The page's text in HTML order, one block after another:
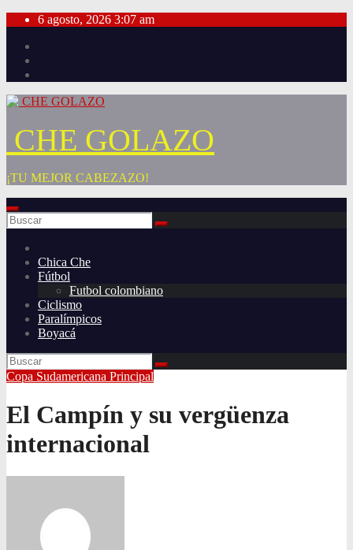
Saltar
contenido
6 agosto, 2026 3:07 am
CHE GOLAZO
¡TU MEJOR CABEZAZO!
Chica Che
Fútbol
Futbol colombiano
Ciclismo
Paralímpicos
Boyacá
Copa Sudamericana Principal
El Campín y su vergüenza
internacional